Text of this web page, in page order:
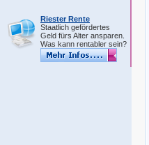
Riester Rente
Staatlich gefördertes
Geld fürs Alter ansparen.
Was kann rentabler sein?